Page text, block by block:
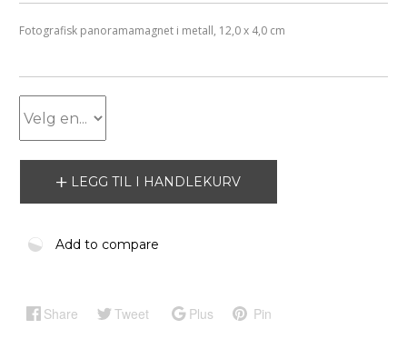
Fotografisk panoramamagnet i metall, 12,0 x 4,0 cm
LEGG TIL I HANDLEKURV
Add to compare
Share Tweet Plus Pin